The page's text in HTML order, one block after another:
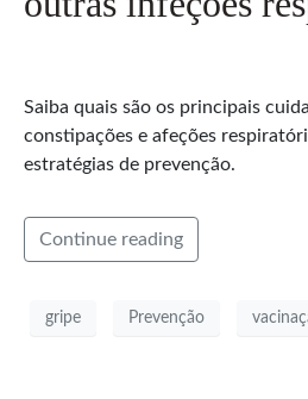
Saiba quais são os principais
constipações e afeções
estratégias de prevenção.
Continue reading
gripe Prevenção